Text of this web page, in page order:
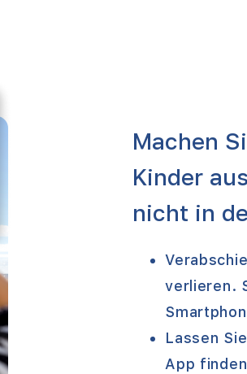
Machen
Kinder
nicht in
verlieren.
Lassen
App